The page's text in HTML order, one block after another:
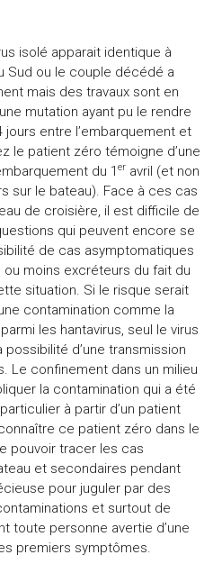
isolé apparait identique à
Sud ou le couple décédé a
mais des travaux sont en
mutation ayant pu le rendre
entre l’embarquement et
le patient zéro témoigne d’une
du 1er avril (et non
sur le bateau). Face à ces cas
de croisière, il est difficile de
qui peuvent encore se
de cas asymptomatiques
ou moins excréteurs du fait du
situation. Si le risque serait
contamination comme la
les hantavirus, seul le virus
d’une transmission
Le confinement dans un milieu
la contamination qui a été
à partir d’un patient
ce patient zéro dans le
pouvoir tracer les cas
et secondaires pendant
pour juguler par des
et surtout de
toute personne avertie d’une
premiers symptômes.